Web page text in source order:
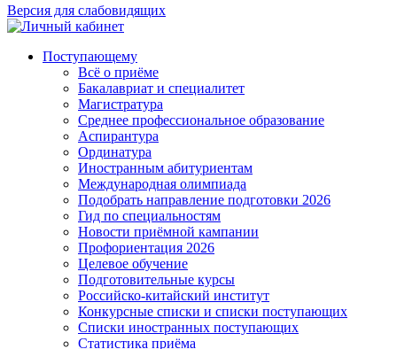
Версия для слабовидящих
Поступающему
Всё о приёме
Бакалавриат и специалитет
Магистратура
Среднее профессиональное образование
Аспирантура
Ординатура
Иностранным абитуриентам
Международная олимпиада
Подобрать направление подготовки 2026
Гид по специальностям
Новости приёмной кампании
Профориентация 2026
Целевое обучение
Подготовительные курсы
Российско-китайский институт
Конкурсные списки и списки поступающих
Списки иностранных поступающих
Статистика приёма